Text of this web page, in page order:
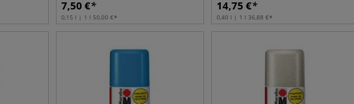
7,50 €
0,15 l | 1 l 50,00 €
14,75 €
0,40 l | 1 l 36,88 €